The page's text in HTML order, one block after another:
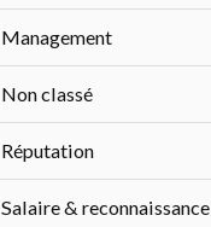
Management
Non classé
Réputation
Salaire & reconnaissance